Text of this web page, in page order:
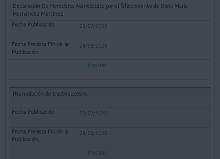
Declaración De Herederos Abintestato por el fallecimiento de Doña María
Hernández Martínez
23/07/2026
24/08/2026
Mostrar
Reanudación de tracto sucesivo
23/07/2026
24/08/2026
Mostrar